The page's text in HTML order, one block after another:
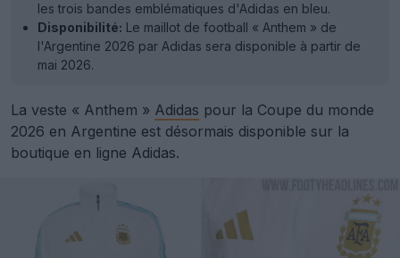
les trois bandes emblématiques d'Adidas en bleu.
Disponibilité: Le maillot de football « Anthem » de
l'Argentine 2026 par Adidas sera disponible à partir de
mai 2026.
La veste « Anthem » Adidas pour la Coupe du monde
2026 en Argentine est désormais disponible sur la
boutique en ligne Adidas.